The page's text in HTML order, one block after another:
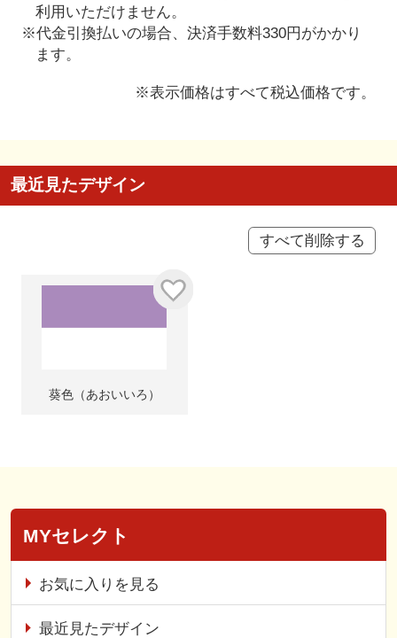
利用いただけません。
※代金引換払いの場合、決済手数料330円がかかり
ます。
※表示価格はすべて税込価格です。
最近見たデザイン
すべて削除する
葵色（あおいいろ）
MYセレクト
お気に入りを見る
最近見たデザイン